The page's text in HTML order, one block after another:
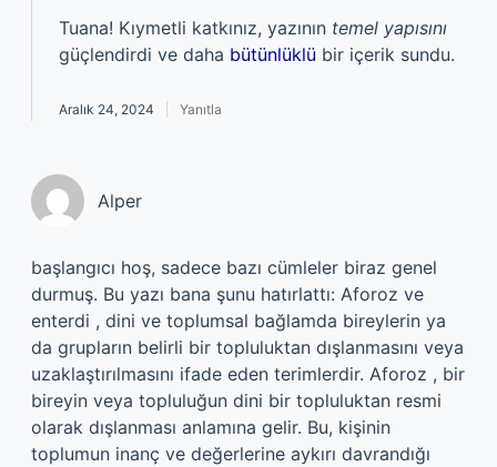
Tuana! Kıymetli katkınız, yazının temel yapısını
güçlendirdi ve daha bütünlüklü bir içerik sundu.
Aralık 24, 2024 Yanıtla
Alper
başlangıcı hoş, sadece bazı cümleler biraz genel
durmuş. Bu yazı bana şunu hatırlattı: Aforoz ve
enterdi , dini ve toplumsal bağlamda bireylerin ya
da grupların belirli bir topluluktan dışlanmasını veya
uzaklaştırılmasını ifade eden terimlerdir. Aforoz , bir
bireyin veya topluluğun dini bir topluluktan resmi
olarak dışlanması anlamına gelir. Bu, kişinin
toplumun inanç ve değerlerine aykırı davrandığı